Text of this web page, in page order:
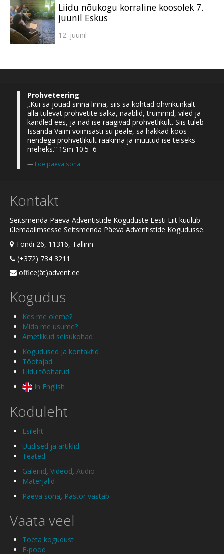
Liidu nõukogu korraline koosolek 7.
juunil Eskus
12. juunil
Prohveteering
„Kui sa jõuad sinna linna, siis sa kohtad ohvrikünkalt
alla tulevat prohvetite salka, naablid, trummid, viled ja
kandled ees, ja nad ise räägivad prohvetlikult. Siis tuleb
Issanda Vaim võimsasti su peale, sa hakkad koos
nendega prohvetlikult rääkima ja muutud ise teiseks
meheks.“ 1Sm 10:5–6
Loe päeva sõna
Kontakt
Seitsmenda Päeva Adventistide Koguduste Eesti Liit kuulub
ülemaailmsesse Seitsmenda Päeva Adventistide Kogudusse.
Tondi 26, 11316, Tallinn
(+372) 734 3211
office(ät)advent.ee
Kogudus
Kes me oleme?
Mida me usume?
Ametlikud seisukohad
Kogudused ja kontaktid
Töötajad
Liidu tööharud
In English
Koduleht
Esileht
Uudised ja artiklid
Teated
Galeriid, Videod, Audio
Materjalid
Päeva sõna, Pastor vastab
Vaata veel
Toeta kogudust
E-pood